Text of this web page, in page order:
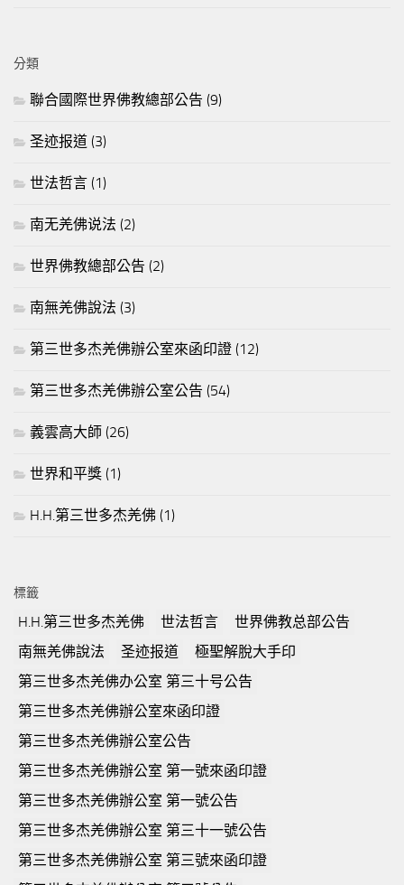
分類
聯合國際世界佛教總部公告 (9)
圣迹报道 (3)
世法哲言 (1)
南无羌佛说法 (2)
世界佛教總部公告 (2)
南無羌佛說法 (3)
第三世多杰羌佛辦公室來函印證 (12)
第三世多杰羌佛辦公室公告 (54)
義雲高大師 (26)
世界和平獎 (1)
H.H.第三世多杰羌佛 (1)
標籤
H.H.第三世多杰羌佛 世法哲言
世界佛教总部公告
南無羌佛說法
圣迹报道
極聖解脫大手印
第三世多杰羌佛办公室 第三十号公告
第三世多杰羌佛辦公室來函印證
第三世多杰羌佛辦公室公告
第三世多杰羌佛辦公室 第一號來函印證
第三世多杰羌佛辦公室 第一號公告
第三世多杰羌佛辦公室 第三十一號公告
第三世多杰羌佛辦公室 第三號來函印證